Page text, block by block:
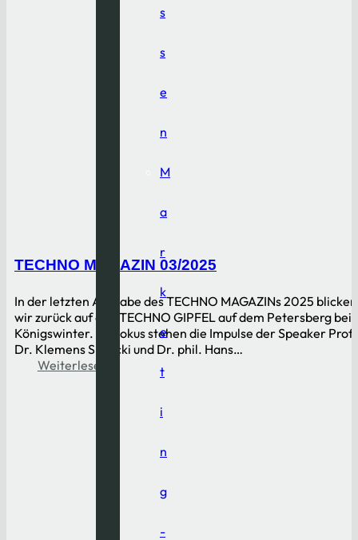
s
s
e
n
M
a
r
k
e
t
i
n
g
-
TECHNO MAGAZIN 03/2025
In der letzten Ausgabe des TECHNO MAGAZINs 2025 blicken
wir zurück auf den TECHNO GIPFEL auf dem Petersberg bei
Königswinter. Im Fokus stehen die Impulse der Speaker Prof.
Dr. Klemens Skibicki und Dr. phil. Hans…
Weiterlesen